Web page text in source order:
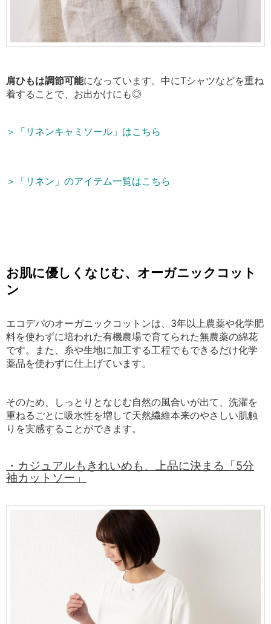
肩ひもは調節可能になっています。 中にTシャツなどを重ね
着することで、お出かけにも◎
＞「リネンキャミソール」はこちら
＞「リネン」のアイテム一覧はこちら
お肌に優しくなじむ、オーガニックコット
ン
エコデパのオーガニックコットンは、3年以上農薬や化学肥
料を使わずに培われた有機農場で育てられた無農薬の綿花
です。また、糸や生地に加工する工程でもできるだけ化学
薬品を使わずに仕上げています。
そのため、しっとりとなじむ自然の風合いが出て、洗濯を
重ねるごとに吸水性を増して天然繊維本来のやさしい肌触
りを実感することができます。
・カジュアルもきれいめも、上品に決まる「5分
袖カットソー」